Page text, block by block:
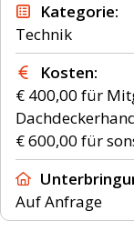
Kategorie
Technik
Kosten
€ 400,00 für
Auf Anfrage